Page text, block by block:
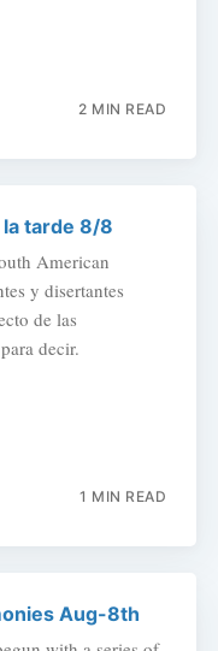
2 MIN READ
la tarde 8/8
American
y disertantes
de las
decir.
1 MIN READ
Aug-8th